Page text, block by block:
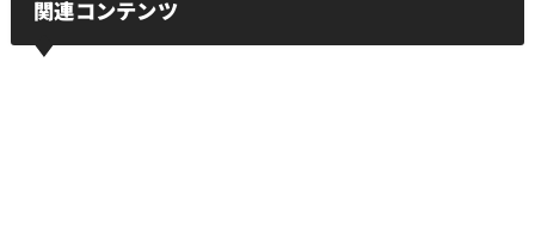
関連コンテンツ